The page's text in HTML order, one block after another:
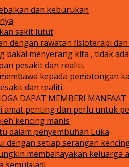
dan keburukan
sakit lutut
dengan rawatan fisioterapi
bakal menyerang kita , tidak
pesakit dan realiti.
kepada pemotongan
dan realiti.
DAPAT MEMBERI
penting dan perlu untuk
kencing manis
dalam penyembuhan Luka
dengan setiap serangan
membahayakan keluarga